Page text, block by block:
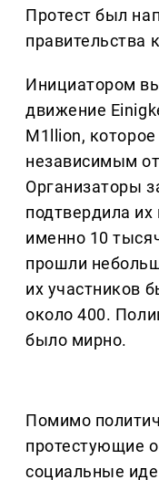
Протест был
правительства
Инициатором
движение
M1llion,
независимым
Организаторы
подтвердила
именно 10
прошли
их участников
около 400.
было мирно.
Помимо
протестующие
социальные